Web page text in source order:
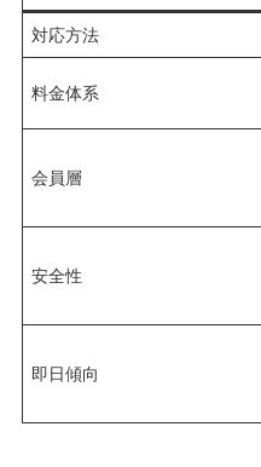
対応方法
料金体系
会員層
安全性
即日傾向